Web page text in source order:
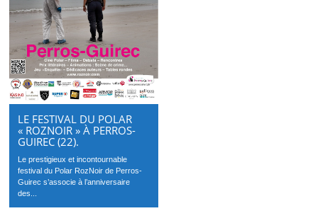
LE FESTIVAL DU POLAR
« ROZNOIR » À PERROS-
GUIREC (22).
Le prestigieux et incontournable
festival du Polar RozNoir de Perros-
Guirec s’associe à l’anniversaire
des...